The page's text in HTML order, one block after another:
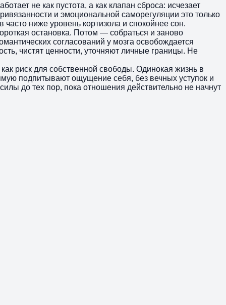
не как пустота, а как клапан сброса: исчезает
и эмоциональной саморегуляции это только
ниже уровень кортизола и спокойнее сон.
остановка. Потом — собраться и заново
согласований у мозга освобождается
чистят ценности, уточняют личные границы. Не
риск для собственной свободы. Одинокая жизнь в
подпитывают ощущение себя, без вечных уступок и
до тех пор, пока отношения действительно не начнут